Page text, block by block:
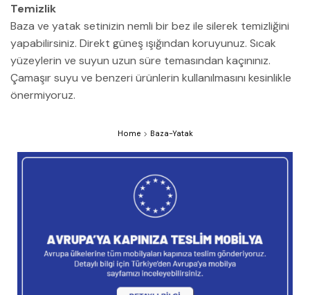
Temizlik
Baza ve yatak setinizin nemli bir bez ile silerek temizliğini
yapabilirsiniz. Direkt güneş ışığından koruyunuz. Sıcak
yüzeylerin ve suyun uzun süre temasından kaçınınız.
Çamaşır suyu ve benzeri ürünlerin kullanılmasını kesinlikle
önermiyoruz.
Home Baza-Yatak